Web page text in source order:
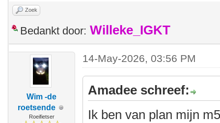
Zoek
Bedankt door: Willeke_IGKT
Wim -de
roetsende
Roeifietser
14-May-2026, 03:56 PM
Amadee schreef:
Ik ben van plan mijn